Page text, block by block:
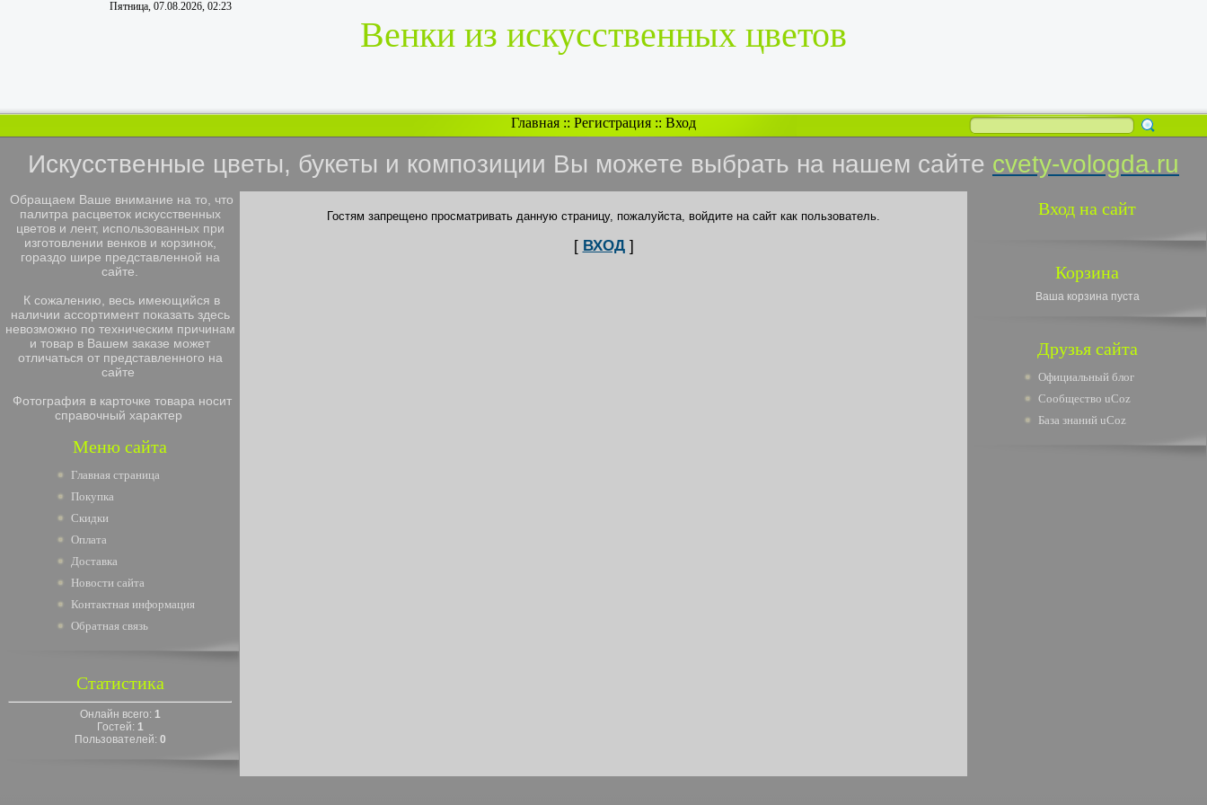
Пятница, 07.08.2026, 02:23
Венки из искусственных цветов
Главная :: Регистрация :: Вход
Искусственные цветы, букеты и композиции Вы можете выбрать на нашем сайте cvety-vologda.ru
Обращаем Ваше внимание на то, что
палитра расцветок искусственных
цветов и лент, использованных при
изготовлении венков и корзинок,
гораздо шире представленной на
сайте.
К сожалению, весь имеющийся в
наличии ассортимент показать здесь
невозможно по техническим причинам
и товар в Вашем заказе может
отличаться от представленного на
сайте
Фотография в карточке товара носит
справочный характер
Меню сайта
Главная страница
Покупка
Скидки
Оплата
Доставка
Новости сайта
Контактная информация
Обратная связь
Статистика
Онлайн всего: 1
Гостей: 1
Пользователей: 0
Гостям запрещено просматривать данную страницу, пожалуйста, войдите на сайт как пользователь.
[ ВХОД]
Вход на сайт
Корзина
Ваша корзина пуста
Друзья сайта
Официальный блог
Сообщество uCoz
База знаний uCoz